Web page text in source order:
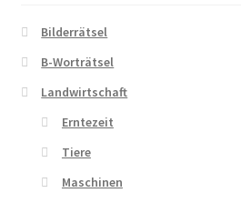
Bilderrätsel
B-Worträtsel
Landwirtschaft
Erntezeit
Tiere
Maschinen